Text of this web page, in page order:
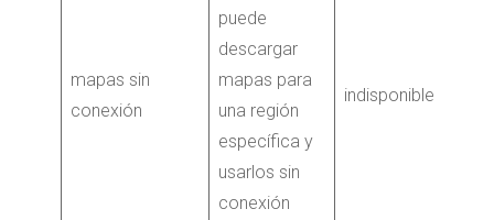
mapas sin
conexión
puede
descargar
mapas para
una región
específica y
usarlos sin
conexión
indisponible